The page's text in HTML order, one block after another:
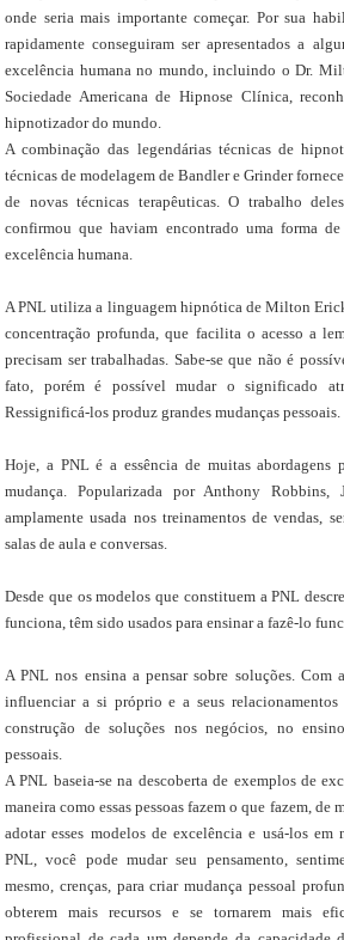
onde seria mais importante começar. Por sua
rapidamente conseguiram ser apresentados a
excelência humana no mundo, incluindo o Dr.
Sociedade Americana de Hipnose Clínica,
hipnotizador do mundo.
A combinação das legendárias técnicas de
técnicas de modelagem de Bandler e Grinder
de novas técnicas terapêuticas. O trabalho
confirmou que haviam encontrado uma forma
excelência humana.
A PNL utiliza a linguagem hipnótica de Milton
concentração profunda, que facilita o acesso a
precisam ser trabalhadas. Sabe-se que não é
fato, porém é possível mudar o significado
Ressignificá-los produz grandes mudanças pessoais.
Hoje, a PNL é a essência de muitas abordagens
mudança. Popularizada por Anthony
amplamente usada nos treinamentos de vendas,
salas de aula e conversas.
Desde que os modelos que constituem a PNL
funciona, têm sido usados para ensinar a fazê-lo
A PNL nos ensina a pensar sobre soluções. Com
influenciar a si próprio e a seus
construção de soluções nos negócios, no
pessoais.
A PNL baseia-se na descoberta de exemplos de
maneira como essas pessoas fazem o que fazem, de
adotar esses modelos de excelência e usá-los em
PNL, você pode mudar seu pensamento,
mesmo, crenças, para criar mudança pessoal
obterem mais recursos e se tornarem mais